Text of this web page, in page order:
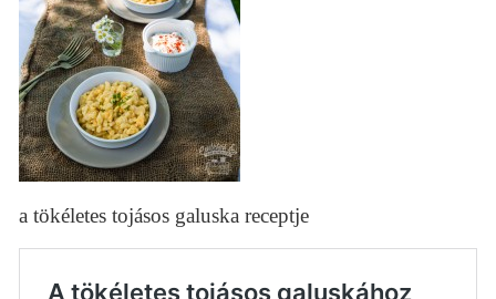
a tökéletes tojásos galuska receptje